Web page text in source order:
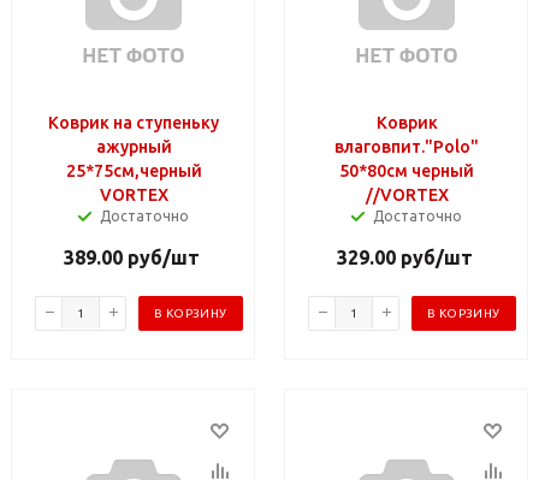
Коврик на ступеньку
ажурный
25*75см,черный
VORTEX
Достаточно
389.00руб/шт
В КОРЗИНУ
Коврик
влаговпит."Polo"
50*80см черный
//VORTEX
Достаточно
329.00руб/шт
В КОРЗИНУ